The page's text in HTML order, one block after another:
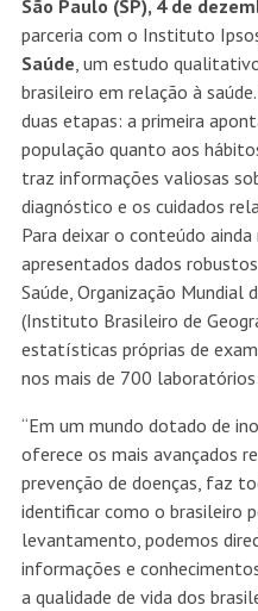
São Paulo (SP), 4 de
parceria com o Instituto
Saúde, um estudo
brasileiro em relação à
duas etapas: a primeira
população quanto aos
traz informações valiosas
diagnóstico e os cuidados
Para deixar o conteúdo
apresentados dados
Saúde, Organização Mundial
(Instituto Brasileiro de
estatísticas próprias de
nos mais de 700
“Em um mundo dotado de
oferece os mais avançados
prevenção de doenças, faz
identificar como o brasileiro
levantamento, podemos
informações e
a qualidade de vida dos